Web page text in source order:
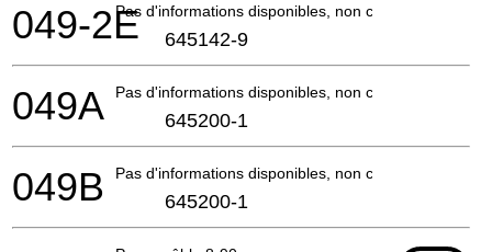
Pas d'informations disponibles, non commandable
049-2E 645142-9
Pas d'informations disponibles, non commandable
049A 645200-1
Pas d'informations disponibles, non commandable
049B 645200-1